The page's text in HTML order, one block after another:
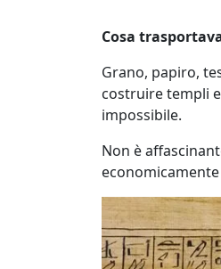
Cosa
Grano, papiro,
costruire templi
impossibile.
Non è